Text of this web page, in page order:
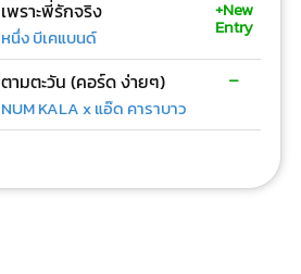
เพราะพี่รักจริง
หนึ่ง บีเคแบนด์
+New
Entry
ตามตะวัน (คอร์ด ง่ายๆ)
NUM KALA x แอ๊ด คาราบาว
-